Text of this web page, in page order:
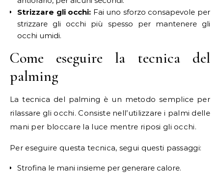
Strizzare gli occhi: Fai uno sforzo consapevole per
strizzare gli occhi più spesso per mantenere gli
occhi umidi.
Come eseguire la tecnica del
palming
La tecnica del palming è un metodo semplice per
rilassare gli occhi. Consiste nell’utilizzare i palmi delle
mani per bloccare la luce mentre riposi gli occhi.
Per eseguire questa tecnica, segui questi passaggi:
Strofina le mani insieme per generare calore.